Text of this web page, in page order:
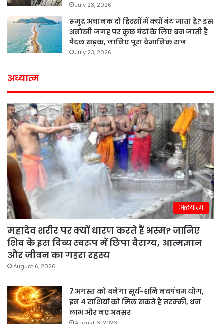
July 23, 2026
समुद्र अचानक दो हिस्सों में क्यों बंट जाता है? इस
अनोखी जगह पर कुछ घंटों के लिए बन जाती है
पैदल सड़क, जानिए पूरा वैज्ञानिक राज
July 23, 2026
अध्यात्म
अद्धयात्म
महादेव शरीर पर क्यों धारण करते हैं भस्म? जानिए
शिव के इस दिव्य स्वरूप में छिपा वैराग्य, आत्मज्ञान
और जीवन का गहरा रहस्य
August 6, 2026
7 अगस्त को बनेगा सूर्य-शनि नवपंचम योग,
इन 4 राशियों को मिल सकते हैं तरक्की, धन
लाभ और नए अवसर
August 6, 2026